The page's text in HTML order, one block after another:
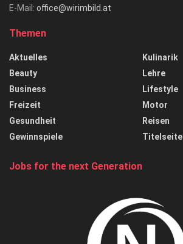
E-Mail: office@wirimbild.at
Themen
Aktuelles
Beauty
Business
Freizeit
Gesundheit
Gewinnspiele
Kulinarik
Lehre
Lifestyle
Motor
Reisen
Titelseite
Jobs for the next Generation